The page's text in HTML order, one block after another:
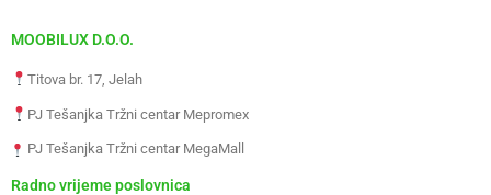
MOOBILUX D.O.O.
Titova br. 17, Jelah
PJ Tešanjka Tržni centar Mepromex
PJ Tešanjka Tržni centar MegaMall
Radno vrijeme poslovnica